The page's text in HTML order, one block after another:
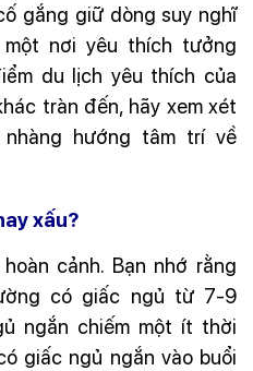
gắng giữ dòng suy nghĩ
nơi yêu thích tưởng
du lịch yêu thích của
tràn đến, hãy xem xét
hướng tâm trí về
xấu?
cảnh. Bạn nhớ rằng
có giấc ngủ từ 7-9
ngắn chiếm một ít thời
giấc ngủ ngắn vào buổi